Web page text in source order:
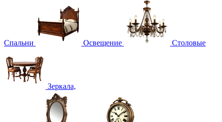
Спальни Освещение Столовые
Зеркала,